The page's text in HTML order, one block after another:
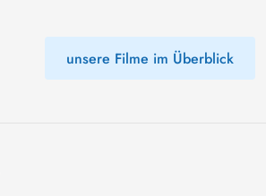
unsere Filme im Überblick